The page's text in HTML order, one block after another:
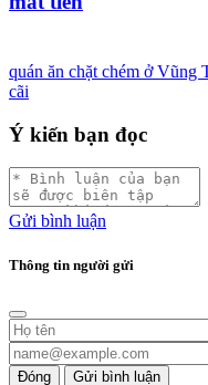
quán ăn chặt chém ở Vũng
cãi
Ý kiến bạn đọc
Gửi bình luận
Thông tin người gửi
Đóng Gửi bình luận